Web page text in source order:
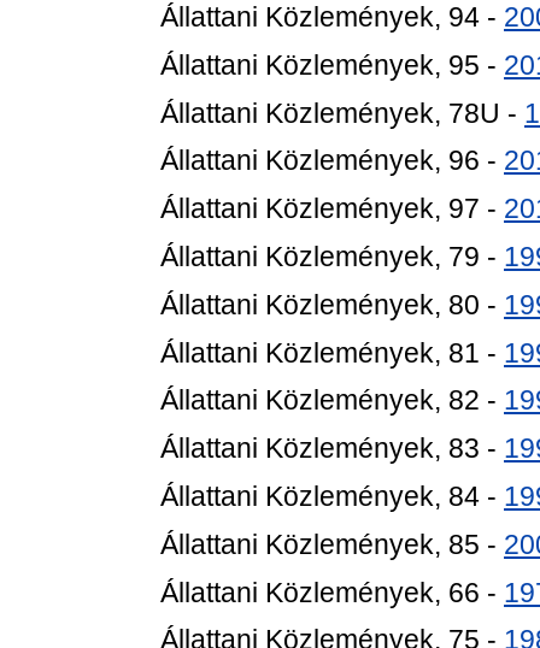
Állattani Közlemények, 94 -
Állattani Közlemények, 95 -
Állattani Közlemények, 78U -
Állattani Közlemények, 96 -
Állattani Közlemények, 97 -
Állattani Közlemények, 79 -
Állattani Közlemények, 80 -
Állattani Közlemények, 81 -
Állattani Közlemények, 82 -
Állattani Közlemények, 83 -
Állattani Közlemények, 84 -
Állattani Közlemények, 85 -
Állattani Közlemények, 66 -
Állattani Közlemények, 75 -